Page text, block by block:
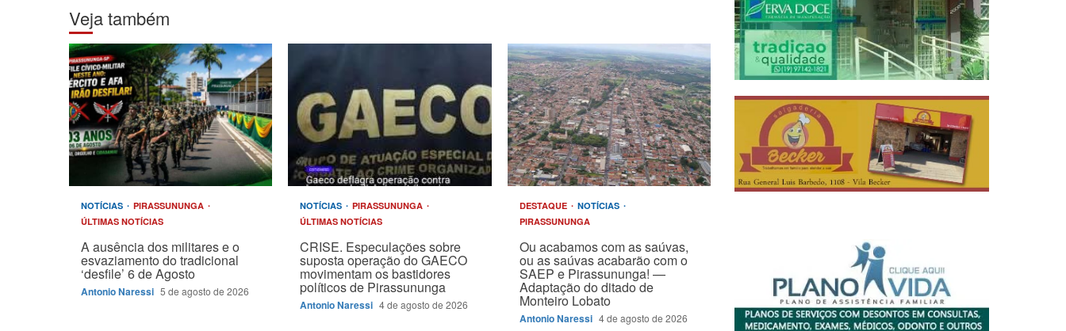
Veja também
NOTÍCIAS
PIRASSUNUNGA
ÚLTIMAS NOTÍCIAS
A ausência dos militares e o
esvaziamento do tradicional
‘desfile’ 6 de Agosto
Antonio Naressi 5 de agosto de 2026
NOTÍCIAS
PIRASSUNUNGA
ÚLTIMAS NOTÍCIAS
CRISE. Especulações sobre
suposta operação do GAECO
movimentam os bastidores
políticos de Pirassununga
Antonio Naressi 4 de agosto de 2026
DESTAQUE
NOTÍCIAS
PIRASSUNUNGA
Ou acabamos com as saúvas,
ou as saúvas acabarão com o
SAEP e Pirassununga! —
Adaptação do ditado de
Monteiro Lobato
Antonio Naressi 4 de agosto de 2026